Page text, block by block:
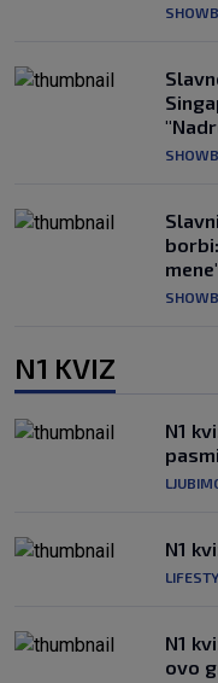
N1 KVIZ
N1
N1
N1
ovo